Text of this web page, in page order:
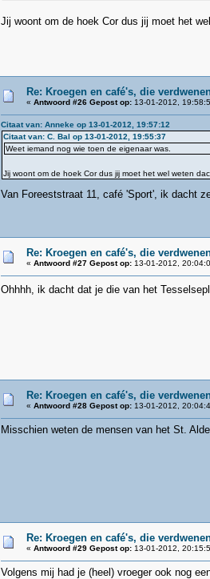
Jij woont om de hoek Cor dus jij moet het
Re: Kroegen en café's, die
« Antwoord #26 Gepost op:13-01-2012,
Citaat van: Anneke op 13-01-2012, 19:57:12
Citaat van: C. Bal op 13-01-2012, 19:55:37
Weet iemand nog wie toen de eigenaar was.
Jij woont om de hoek Cor dus jij moet het wel weten
Van Foreeststraat 11, café 'Sport', ik dacht
Re: Kroegen en café's, die
« Antwoord #27 Gepost op:13-01-2012,
Ohhhh, ik dacht dat je die van het
Re: Kroegen en café's, die
« Antwoord #28 Gepost op:13-01-2012,
Misschien weten de mensen van het St.
Re: Kroegen en café's, die
« Antwoord #29 Gepost op:13-01-2012,
Volgens mij had je (heel) vroeger ook nog